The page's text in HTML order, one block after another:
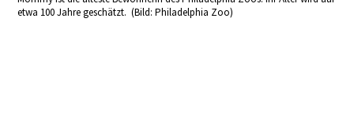
etwa 100 Jahre geschätzt. (Bild: Philadelphia Zoo)